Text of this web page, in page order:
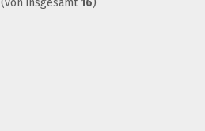
(von insgesamt16)